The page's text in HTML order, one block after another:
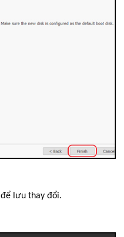
để lưu thay đổi.